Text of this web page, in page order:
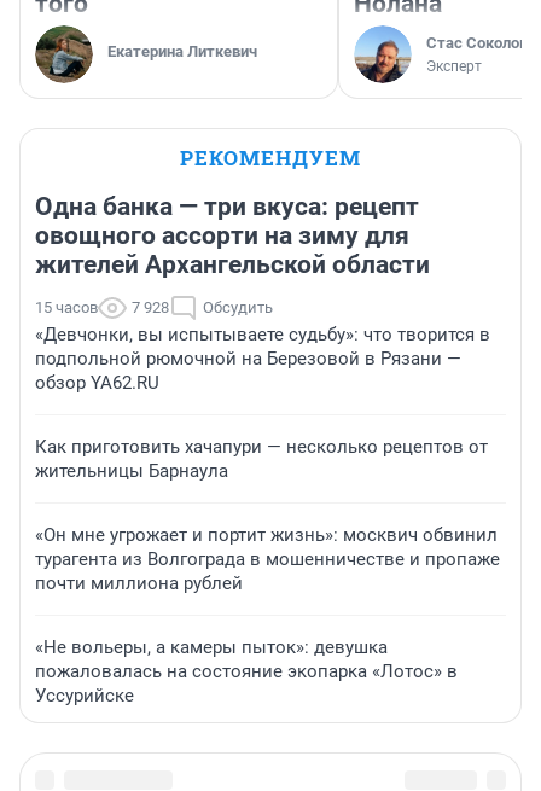
Екатерина Литкевич Стас Соколов
Эксперт
РЕКОМЕНДУЕМ
Одна банка — три вкуса: рецепт
овощного ассорти на зиму для
жителей Архангельской области
15 часов 7 928 Обсудить
«Девчонки, вы испытываете судьбу»: что творится в
подпольной рюмочной на Березовой в Рязани —
обзор YA62.RU
Как приготовить хачапури — несколько рецептов от
жительницы Барнаула
«Он мне угрожает и портит жизнь»: москвич обвинил
турагента из Волгограда в мошенничестве и пропаже
почти миллиона рублей
«Не вольеры, а камеры пыток»: девушка
пожаловалась на состояние экопарка «Лотос» в
Уссурийске